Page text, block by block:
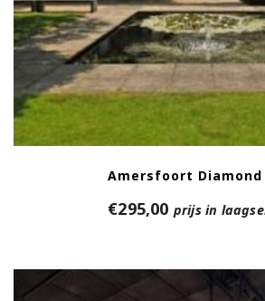
Amersfoort Diamond
€295,00 prijs in